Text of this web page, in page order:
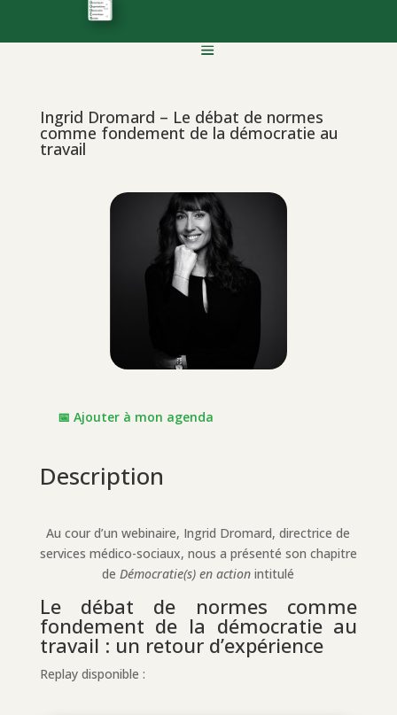
Ingrid Dromard – Le débat de normes
comme fondement de la démocratie au
travail
📅 Ajouter à mon agenda
Description
Au cour d’un webinaire, Ingrid Dromard, directrice de
services médico-sociaux, nous a présenté son chapitre
deDémocratie(s) en action intitulé
Le débat de normes comme
fondement de la démocratie au
travail : un retour d’expérience
Replay disponible :